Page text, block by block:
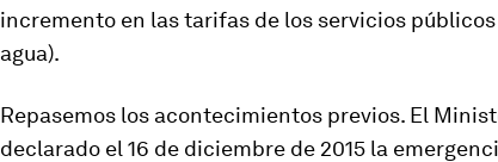
incremento en las tarifas de los servicios
agua).
Repasemos los acontecimientos previos. El
declarado el 16 de diciembre de 2015 la